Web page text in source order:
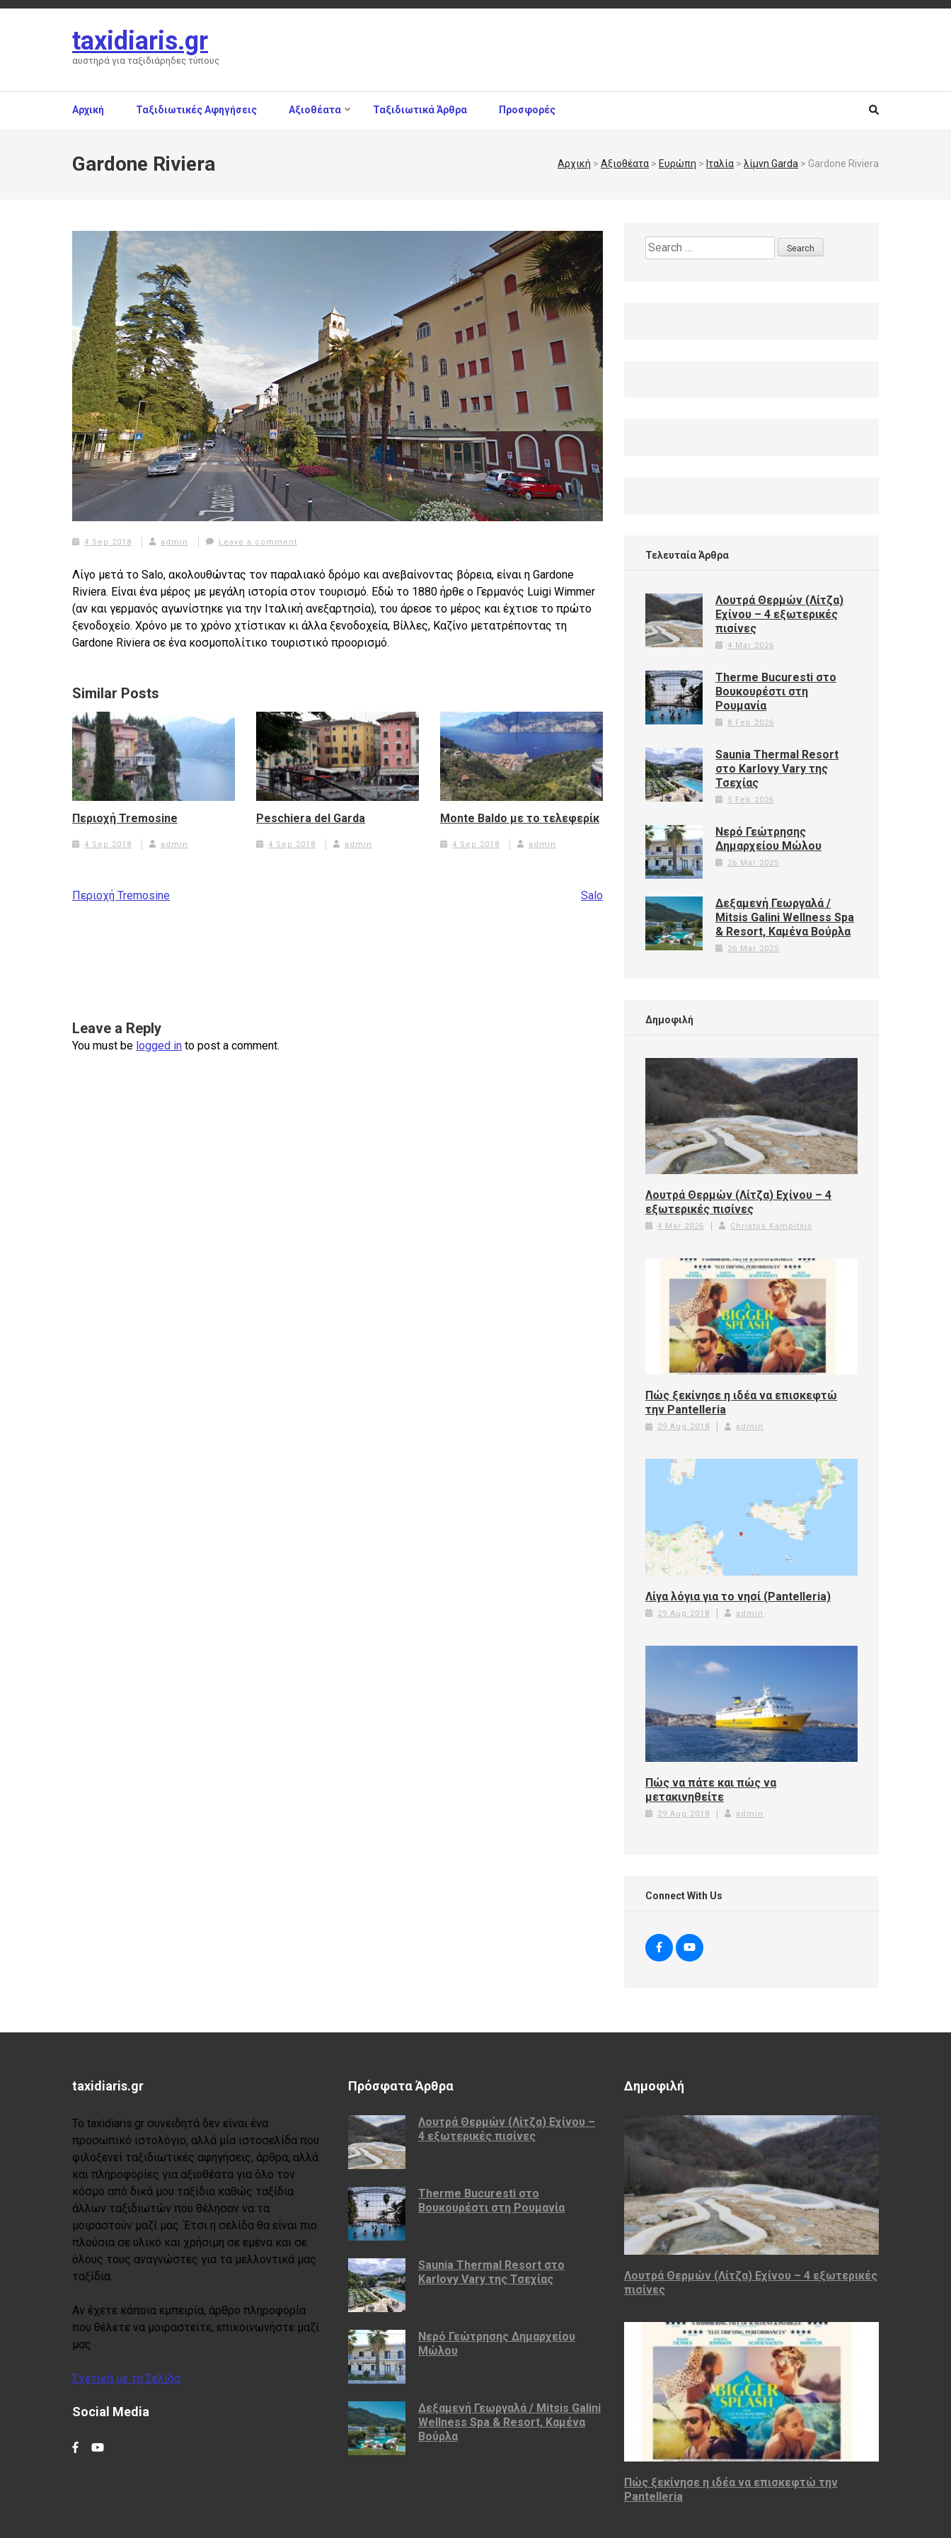
Skip
taxidiaris.gr
αυστηρά για ταξιδιάρηδες τύπους
Αρχική Ταξιδιωτικές Αφηγήσεις Αξιοθέατα Ταξιδιωτικά Άρθρα Προσφορές
Gardone Riviera Αρχική > Αξιοθέατα > Ευρώπη > Ιταλία > λίμνη Garda > Gardone Riviera
4 Sep 2018 admin Leave a comment
Λίγο μετά το Salo, ακολουθώντας τον παραλιακό δρόμο και ανεβαίνοντας βόρεια, είναι η Gardone
Riviera. Είναι ένα μέρος με μεγάλη ιστορία στον τουρισμό. Εδώ το 1880 ήρθε ο Γερμανός Luigi Wimmer
(αν και γερμανός αγωνίστηκε για την Ιταλική ανεξαρτησία), του άρεσε το μέρος και έχτισε το πρώτο
ξενοδοχείο. Χρόνο με το χρόνο χτίστικαν κι άλλα ξενοδοχεία, Βίλλες, Καζίνο μετατρέποντας τη
Gardone Riviera σε ένα κοσμοπολίτικο τουριστικό προορισμό.
Similar Posts
Περιοχή Tremosine
4 Sep 2018 admin
Peschiera del Garda
4 Sep 2018 admin
Monte Baldo με το τελεφερίκ
4 Sep 2018 admin
Post
Περιοχή Tremosine Salo
Leave a Reply
You must be logged in to post a comment.
Search
for:
Τελευταία Άρθρα
Λουτρά Θερμών (Λίτζα)
Εχίνου – 4 εξωτερικές
πισίνες
4 Mar 2026
Therme Bucuresti στο
Βουκουρέστι στη
Ρουμανία
8 Feb 2026
Saunia Thermal Resort
στο Karlovy Vary της
Τσεχίας
5 Feb 2026
Νερό Γεώτρησης
Δημαρχείου Μώλου
26 Mar 2025
Δεξαμενή Γεωργαλά /
Mitsis Galini Wellness Spa
& Resort, Καμένα Βούρλα
26 Mar 2025
Δημοφιλή
Λουτρά Θερμών (Λίτζα) Εχίνου – 4
εξωτερικές πισίνες
4 Mar 2026 Christos Kampitsis
Πώς ξεκίνησε η ιδέα να επισκεφτώ
την Pantelleria
29 Aug 2018 admin
Λίγα λόγια για το νησί (Pantelleria)
29 Aug 2018 admin
Πώς να πάτε και πώς να
μετακινηθείτε
29 Aug 2018 admin
Connect With Us
taxidiaris.gr
Το taxidiaris.gr συνειδητά δεν είναι ένα
προσωπικό ιστολόγιο, αλλά μία ιστοσελίδα που
φιλοξενεί ταξιδιωτικές αφηγήσεις, άρθρα, αλλά
και πληροφορίες για αξιοθέατα για όλο τον
κόσμο από δικά μου ταξίδια καθώς ταξίδια
άλλων ταξιδιωτών που θέλησαν να τα
μοιραστούν μαζί μας. Έτσι η σελίδα θα είναι πιο
πλούσια σε υλικό και χρήσιμη σε εμένα και σε
όλους τους αναγνώστες για τα μελλοντικά μας
ταξίδια.
Αν έχετε κάποια εμπειρία, άρθρο πληροφορία
που θέλετε να μοιραστείτε, επικοινωνήστε μαζί
μας
Σχετικά με τη Σελίδα
Social Media
Πρόσφατα Άρθρα
Λουτρά Θερμών (Λίτζα) Εχίνου –
4 εξωτερικές πισίνες
Therme Bucuresti στο
Βουκουρέστι στη Ρουμανία
Saunia Thermal Resort στο
Karlovy Vary της Τσεχίας
Νερό Γεώτρησης Δημαρχείου
Μώλου
Δεξαμενή Γεωργαλά / Mitsis Galini
Wellness Spa & Resort, Καμένα
Βούρλα
Δημοφιλή
Λουτρά Θερμών (Λίτζα) Εχίνου – 4 εξωτερικές
πισίνες
Πώς ξεκίνησε η ιδέα να επισκεφτώ την
Pantelleria